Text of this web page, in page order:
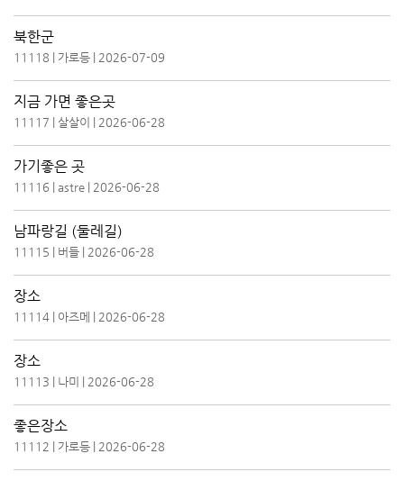
북한군
11118 가로등 2026-07-09
지금 가면 좋은곳
11117 살살이 2026-06-28
가기좋은 곳
11116 astre 2026-06-28
남파랑길 (둘레길)
11115 버들 2026-06-28
장소
11114 아즈메 2026-06-28
장소
11113 나미 2026-06-28
좋은장소
11112 가로등 2026-06-28